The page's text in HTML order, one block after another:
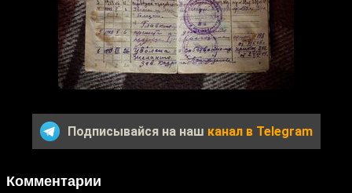
Подписывайся на наш канал в Telegram
Комментарии